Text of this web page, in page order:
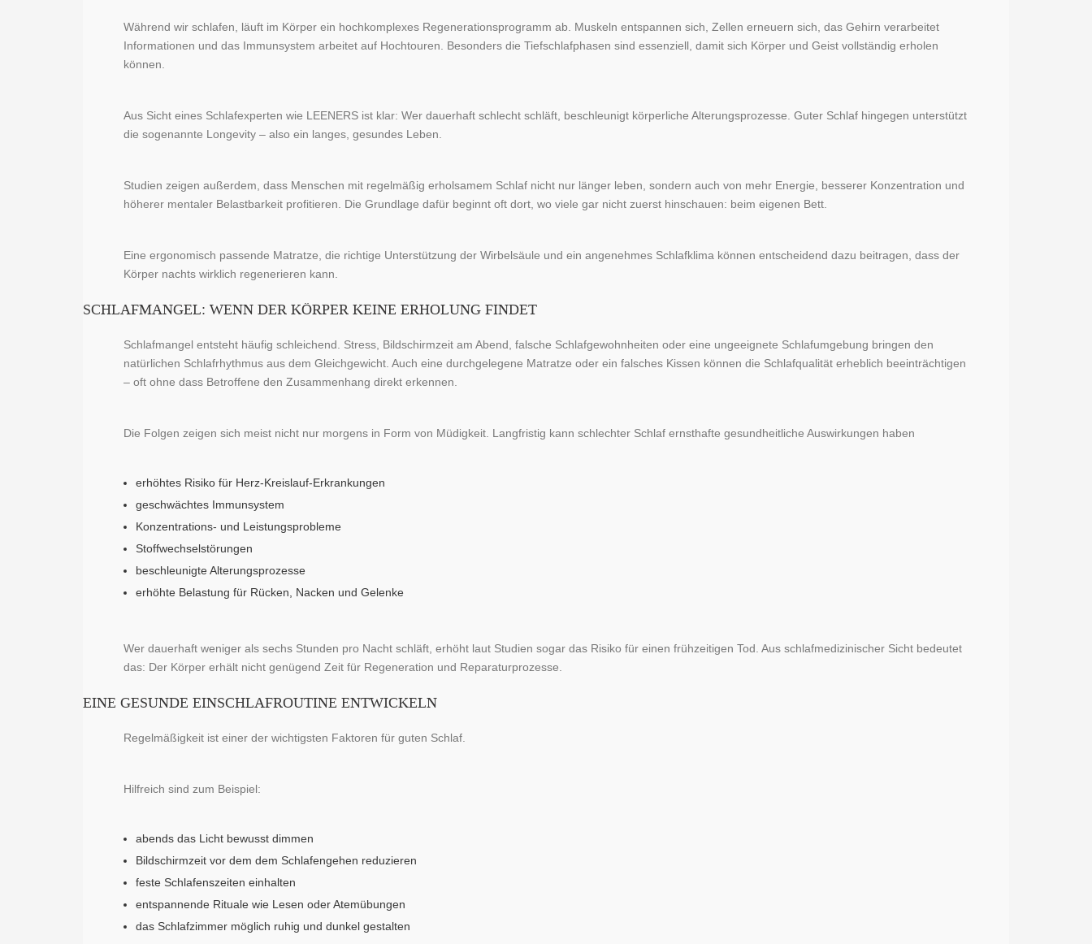
Während wir schlafen, läuft im Körper ein hochkomplexes Regenerationsprogramm ab. Muskeln entspannen sich, Zellen erneuern sich, das Gehirn verarbeitet
Informationen und das Immunsystem arbeitet auf Hochtouren. Besonders die Tiefschlafphasen sind essenziell, damit sich Körper und Geist vollständig erholen
können.
Aus Sicht eines Schlafexperten wie LEENERS ist klar: Wer dauerhaft schlecht schläft, beschleunigt körperliche Alterungsprozesse. Guter Schlaf hingegen unterstützt
die sogenannte Longevity – also ein langes, gesundes Leben.
Studien zeigen außerdem, dass Menschen mit regelmäßig erholsamem Schlaf nicht nur länger leben, sondern auch von mehr Energie, besserer Konzentration und
höherer mentaler Belastbarkeit profitieren. Die Grundlage dafür beginnt oft dort, wo viele gar nicht zuerst hinschauen: beim eigenen Bett.
Eine ergonomisch passende Matratze, die richtige Unterstützung der Wirbelsäule und ein angenehmes Schlafklima können entscheidend dazu beitragen, dass der
Körper nachts wirklich regenerieren kann.
SCHLAFMANGEL: WENN DER KÖRPER KEINE ERHOLUNG FINDET
Schlafmangel entsteht häufig schleichend. Stress, Bildschirmzeit am Abend, falsche Schlafgewohnheiten oder eine ungeeignete Schlafumgebung bringen den
natürlichen Schlafrhythmus aus dem Gleichgewicht. Auch eine durchgelegene Matratze oder ein falsches Kissen können die Schlafqualität erheblich beeinträchtigen
– oft ohne dass Betroffene den Zusammenhang direkt erkennen.
Die Folgen zeigen sich meist nicht nur morgens in Form von Müdigkeit. Langfristig kann schlechter Schlaf ernsthafte gesundheitliche Auswirkungen haben
erhöhtes Risiko für Herz-Kreislauf-Erkrankungen
geschwächtes Immunsystem
Konzentrations- und Leistungsprobleme
Stoffwechselstörungen
beschleunigte Alterungsprozesse
erhöhte Belastung für Rücken, Nacken und Gelenke
Wer dauerhaft weniger als sechs Stunden pro Nacht schläft, erhöht laut Studien sogar das Risiko für einen frühzeitigen Tod. Aus schlafmedizinischer Sicht bedeutet
das: Der Körper erhält nicht genügend Zeit für Regeneration und Reparaturprozesse.
EINE GESUNDE EINSCHLAFROUTINE ENTWICKELN
Regelmäßigkeit ist einer der wichtigsten Faktoren für guten Schlaf.
Hilfreich sind zum Beispiel:
abends das Licht bewusst dimmen
Bildschirmzeit vor dem dem Schlafengehen reduzieren
feste Schlafenszeiten einhalten
entspannende Rituale wie Lesen oder Atemübungen
das Schlafzimmer möglich ruhig und dunkel gestalten